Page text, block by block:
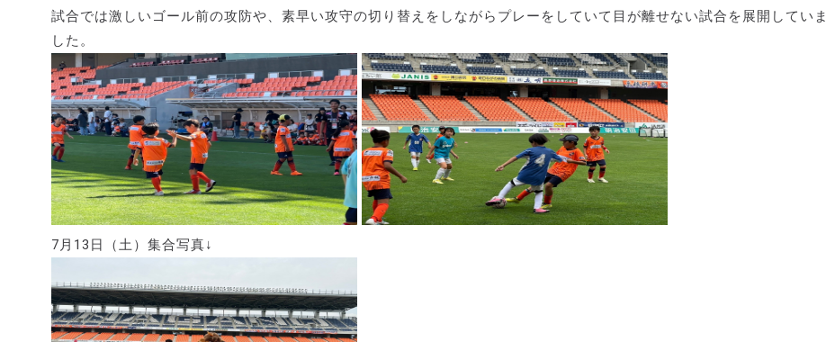
試合では激しいゴール前の攻防や、素早い攻守の切り替えをしながらプレーをしていて目が離せない試合を展開していま
した。
7月13日（土）集合写真↓